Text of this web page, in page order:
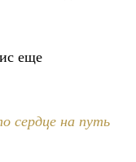
еще
сердце на путь